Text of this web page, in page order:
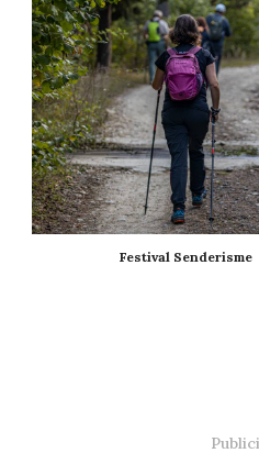
Festival Senderisme